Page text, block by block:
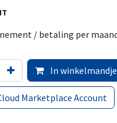
In winkelmandje
Marketplace Account